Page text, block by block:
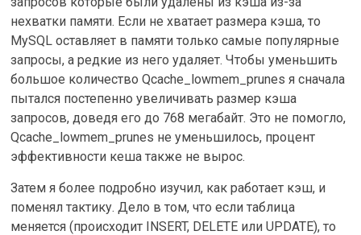
нехватки памяти. Если не хватает размера кэша, то
MySQL оставляет в памяти только самые популярные
запросы, а редкие из него удаляет. Чтобы уменьшить
большое количество Qcache_lowmem_prunes я сначала
пытался постепенно увеличивать размер кэша
запросов, доведя его до 768 мегабайт. Это не помогло,
Qcache_lowmem_prunes не уменьшилось, процент
эффективности кеша также не вырос.
Затем я более подробно изучил, как работает кэш, и
поменял тактику. Дело в том, что если таблица
меняется (происходит INSERT, DELETE или UPDATE), то